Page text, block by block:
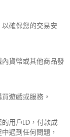
確保您的交易安
貨幣或其他商品發
遊戲或服務。
用戶ID，付款成
遇到任何問題，